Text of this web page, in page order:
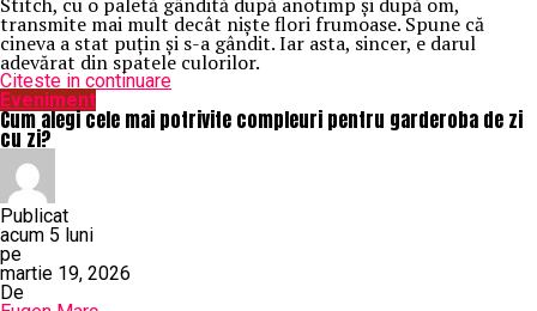
transmite mai mult decât niște flori frumoase. Spune că
cineva a stat puțin și s-a gândit. Iar asta, sincer, e darul
adevărat din spatele culorilor.
Citeste in continuare
Eveniment
Cum alegi cele mai potrivite compleuri pentru garderoba de zi
cu zi?
Publicat
acum 5 luni
pe
martie 19, 2026
De